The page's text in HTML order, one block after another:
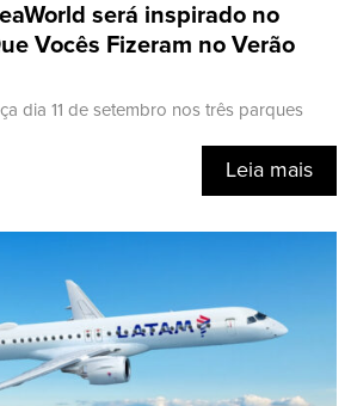
será inspirado no
Vocês Fizeram no Verão
dia 11 de setembro nos três parques
Leia mais